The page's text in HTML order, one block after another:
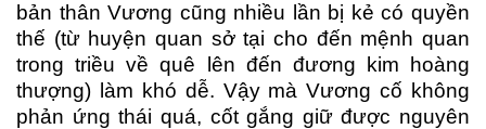
bản thân Vương cũng nhiều lần bị kẻ có quyền
thế (từ huyện quan sở tại cho đến mệnh quan
trong triều về quê lên đến đương kim hoàng
thượng) làm khó dễ. Vậy mà Vương cố không
phản ứng thái quá, cốt gắng giữ được nguyên